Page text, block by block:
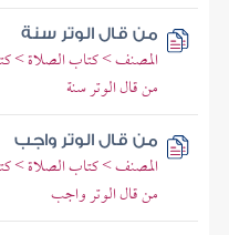
من قال الوتر سنة
المصنف > كتاب الصلاة >
من قال الوتر سنة
من قال الوتر واجب
المصنف > كتاب الصلاة >
من قال الوتر واجب